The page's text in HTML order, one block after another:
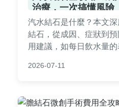
治療，一次搞懂風險
汽水結石是什麼？本文
結石，從成因、症狀到
用建議，如每日飲水量
石風險，維持健康生活。
2026-07-11